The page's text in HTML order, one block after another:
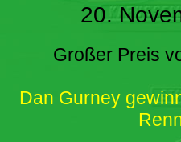
20.
Großer Preis
Dan Gurney